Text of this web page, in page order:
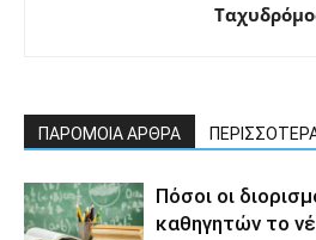
ΠΑΡΟΜΟΙΑ ΑΡΘΡΑ
Πόσοι οι
καθηγητών το